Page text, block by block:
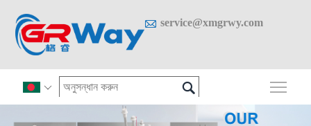
 service@xmgrwy.com
 